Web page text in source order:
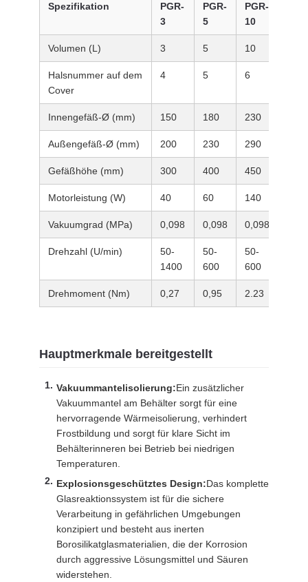
Spezifikation
PGR-
3
PGR-
5
PGR-
10
Volumen (L) 3 5 10
Halsnummer auf dem
Cover
4 5 6
Innengefäß-Ø (mm) 150 180 230
Außengefäß-Ø (mm) 200 230 290
Gefäßhöhe (mm) 300 400 450
Motorleistung (W) 40 60 140
Vakuumgrad (MPa) 0,098 0,098 0,098
Drehzahl (U/min)
50-
1400
50-
600
50-
600
Drehmoment (Nm) 0,27 0,95 2.23
Hauptmerkmale bereitgestellt
Vakuummantelisolierung:Ein zusätzlicher
Vakuummantel am Behälter sorgt für eine
hervorragende Wärmeisolierung, verhindert
Frostbildung und sorgt für klare Sicht im
Behälterinneren bei Betrieb bei niedrigen
Temperaturen.
Explosionsgeschütztes Design:Das komplette
Glasreaktionssystem ist für die sichere
Verarbeitung in gefährlichen Umgebungen
konzipiert und besteht aus inerten
Borosilikatglasmaterialien, die der Korrosion
durch aggressive Lösungsmittel und Säuren
widerstehen.